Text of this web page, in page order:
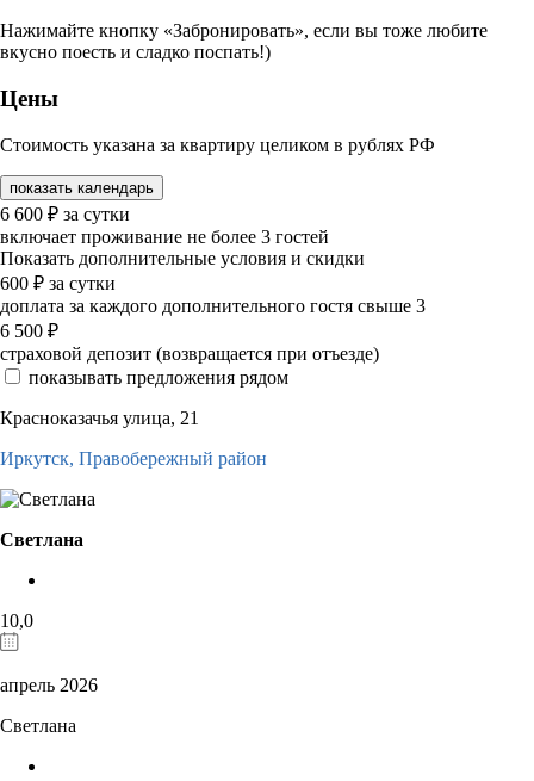
Нажимайте кнопку «Забронировать», если вы тоже любите
вкусно поесть и сладко поспать!)
Цены
Стоимость указана за квартиру целиком в рублях РФ
показать календарь
6 600 ₽ за сутки
включает проживание не более 3 гостей
Показать дополнительные условия и скидки
600 ₽ за сутки
доплата за каждого дополнительного гостя свыше 3
6 500 ₽
страховой депозит (возвращается при отъезде)
показывать предложения рядом
Красноказачья улица, 21
Иркутск, Правобережный район
Светлана
10,0
апрель 2026
Светлана